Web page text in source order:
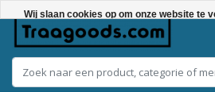
Wij slaan cookies op om onze website te
Nee